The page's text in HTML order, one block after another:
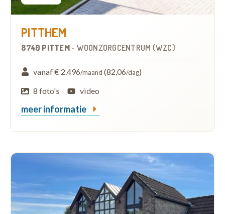
PITTHEM
8740 PITTEM - WOONZORGCENTRUM (WZC)
vanaf € 2.496/maand (82,06/dag)
8 foto's
video
meer informatie